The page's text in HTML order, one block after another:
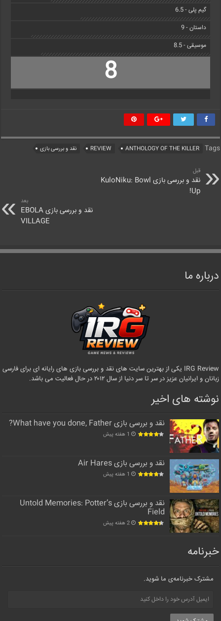
گیم پلی - 6.5
داستان - 9
موسیقی - 8.5
8
Tags
ANTHOLOGY OF THE KILLER
REVIEW نقد و بررسی بازی
قبل
نقد و بررسی بازی KuloNiku: Bowl
Up!
بعد
نقد و بررسی بازی EBOLA
VILLAGE
درباره ما
IRG Review یکی از بهترین سایت های نقد و بررسی بازی های رایانه ای برای فارسی
زبانان و ایرانیان عزیز در سر تا سر دنیا از سال ۲۰۱۲ در حال فعالیت می باشد.
نوشته های اخیر
نقد و بررسی بازی What have you done, Father?
1 هفته پیش
نقد و بررسی بازی Air Hares
1 هفته پیش
نقد و بررسی بازی Untold Memories: Potter’s
Field
2 هفته پیش
خبرنامه
مشترک خبرنامه‌ی ما شوید.